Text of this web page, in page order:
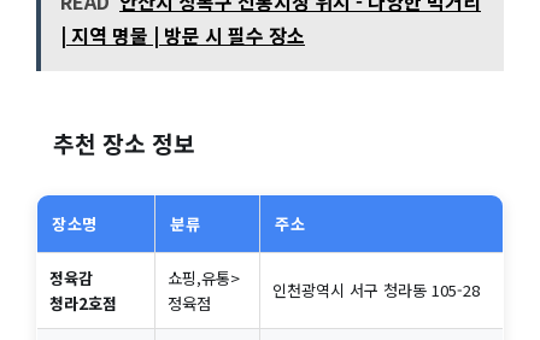
| 지역 명물 | 방문 시 필수 장소
추천 장소 정보
장소명 분류 주소
정육감
청라2호점
쇼핑,유통>
정육점
인천광역시 서구 청라동 105-28